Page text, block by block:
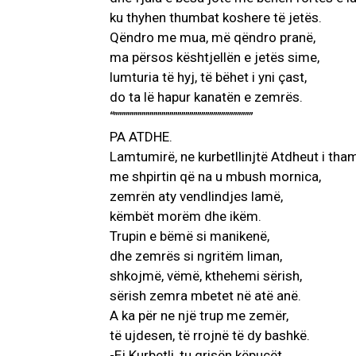
ku thyhen thumbat koshere të jetës.
Qëndro me mua, më qëndro pranë,
ma përsos kështjellën e jetës sime,
lumturia të hyj, të bëhet i yni çast,
do ta lë hapur kanatën e zemrës.
“”””””””””””””””””””””””””””””””””””
PA ATDHE.
Lamtumirë, ne kurbetllinjtë Atdheut i
me shpirtin që na u mbush mornica,
zemrën aty vendlindjes lamë,
këmbët morëm dhe ikëm.
Trupin e bëmë si manikenë,
dhe zemrës si ngritëm liman,
shkojmë, vëmë, kthehemi sërish,
sërish zemra mbetet në atë anë.
A ka për ne një trup me zemër,
të ujdesen, të rrojnë të dy bashkë.